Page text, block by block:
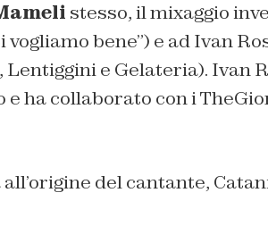
stesso, il mixaggio
bene”) e ad Ivan
e Gelateria). Ivan
e ha collaborato con i
del cantante,